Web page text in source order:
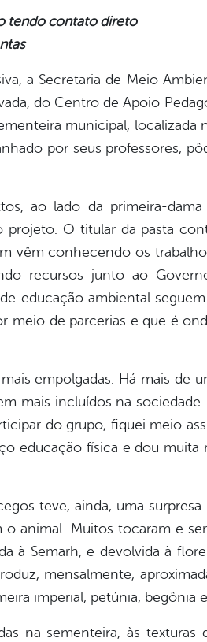
tendo contato direto
a Secretaria de Meio
do Centro de Apoio
municipal, localizada
por seus professores,
ao lado da primeira-
projeto. O titular da pasta
vêm conhecendo os
recursos junto ao
educação ambiental
meio de parcerias e que é
empolgadas. Há mais de
mais incluídos na sociedade.
do grupo, fiquei meio
educação física e dou muita
teve, ainda, uma
animal. Muitos tocaram e
à Semarh, e devolvida à
mensalmente,
imperial, petúnia, begônia
na sementeira, às texturas